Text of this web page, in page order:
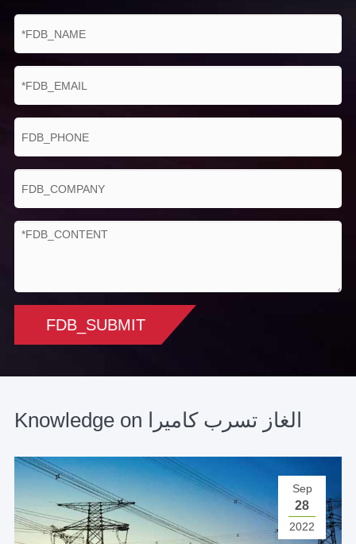
FDB_SUBMIT
Knowledge on الغاز تسرب كاميرا
Sep
28
2022